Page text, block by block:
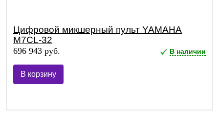
Цифровой микшерный пульт YAMAHA
M7CL-32
696 943 руб. В наличии
В корзину